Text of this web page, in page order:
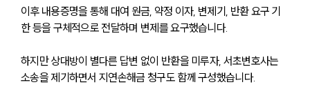
이후 내용증명을 통해 대여 원금, 약정 이자, 변제기, 반환 요구 기
한 등을 구체적으로 전달하며 변제를 요구했습니다.
하지만 상대방이 별다른 답변 없이 반환을 미루자, 서초변호사는
소송을 제기하면서 지연손해금 청구도 함께 구성했습니다.